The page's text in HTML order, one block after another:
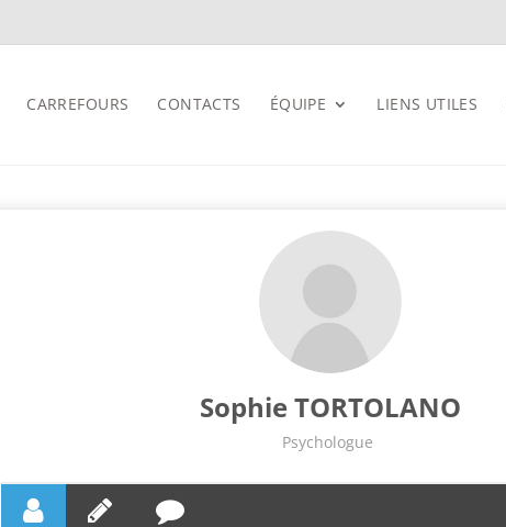
CARREFOURS CONTACTS ÉQUIPE LIENS UTILES
Sophie TORTOLANO
Psychologue